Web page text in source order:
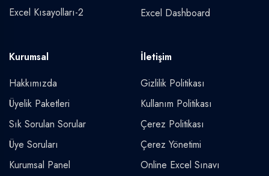
Excel Kısayolları-2
Excel Dashboard
Kurumsal
Hakkımızda
Üyelik Paketleri
Sık Sorulan Sorular
Üye Soruları
Kurumsal Panel
İletişim
Gizlilik Politikası
Kullanım Politikası
Çerez Politikası
Çerez Yönetimi
Online Excel Sınavı